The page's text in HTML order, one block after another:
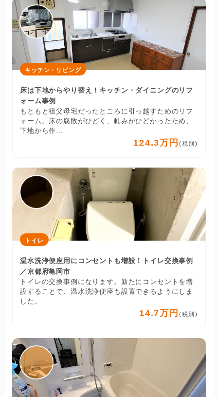
キッチン・リビング
床は下地からやり替え！キッチン・ダイニングのリフ
ォーム事例
もともと祖父母宅だったところに引っ越すためのリフ
ォーム。床の腐敗がひどく、軋みがひどかったため、
下地から作...
124.3万円 (税別)
トイレ
温水洗浄便座用にコンセントも増設！トイレ交換事例
／京都府亀岡市
トイレの交換事例になります。新たにコンセントを増
設することで、温水洗浄便座も設置できるようにしま
した。
14.7万円 (税別)